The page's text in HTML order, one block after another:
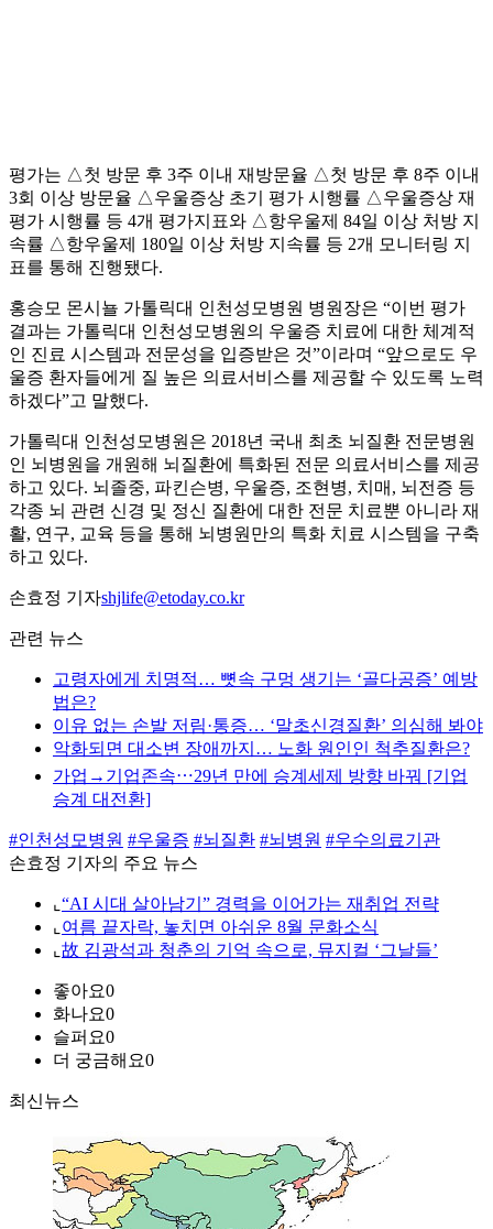
평가는 △첫 방문 후 3주 이내 재방문율 △첫 방문 후 8주 이내
3회 이상 방문율 △우울증상 초기 평가 시행률 △우울증상 재
평가 시행률 등 4개 평가지표와 △항우울제 84일 이상 처방 지
속률 △항우울제 180일 이상 처방 지속률 등 2개 모니터링 지
표를 통해 진행됐다.
홍승모 몬시뇰 가톨릭대 인천성모병원 병원장은 “이번 평가
결과는 가톨릭대 인천성모병원의 우울증 치료에 대한 체계적
인 진료 시스템과 전문성을 입증받은 것”이라며 “앞으로도 우
울증 환자들에게 질 높은 의료서비스를 제공할 수 있도록 노력
하겠다”고 말했다.
가톨릭대 인천성모병원은 2018년 국내 최초 뇌질환 전문병원
인 뇌병원을 개원해 뇌질환에 특화된 전문 의료서비스를 제공
하고 있다. 뇌졸중, 파킨슨병, 우울증, 조현병, 치매, 뇌전증 등
각종 뇌 관련 신경 및 정신 질환에 대한 전문 치료뿐 아니라 재
활, 연구, 교육 등을 통해 뇌병원만의 특화 치료 시스템을 구축
하고 있다.
손효정 기자shjlife@etoday.co.kr
관련 뉴스
고령자에게 치명적… 뼛속 구멍 생기는 ‘골다공증’ 예방
법은?
이유 없는 손발 저림·통증… ‘말초신경질환’ 의심해 봐야
악화되면 대소변 장애까지… 노화 원인인 척추질환은?
가업→기업존속⋯29년 만에 승계세제 방향 바꿔 [기업
승계 대전환]
#인천성모병원 #우울증 #뇌질환 #뇌병원 #우수의료기관
손효정 기자의 주요 뉴스
⌞ “AI 시대 살아남기” 경력을 이어가는 재취업 전략
⌞ 여름 끝자락, 놓치면 아쉬운 8월 문화소식
⌞ 故 김광석과 청춘의 기억 속으로, 뮤지컬 ‘그날들’
좋아요0
화나요0
슬퍼요0
더 궁금해요0
최신뉴스